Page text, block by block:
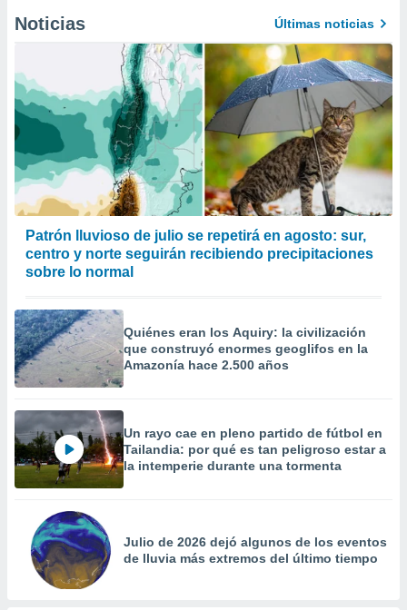
Noticias Últimas noticias
Patrón lluvioso de julio se repetirá en agosto: sur,
centro y norte seguirán recibiendo precipitaciones
sobre lo normal
Quiénes eran los Aquiry: la civilización
que construyó enormes geoglifos en la
Amazonía hace 2.500 años
Un rayo cae en pleno partido de fútbol en
Tailandia: por qué es tan peligroso estar a
la intemperie durante una tormenta
Julio de 2026 dejó algunos de los eventos
de lluvia más extremos del último tiempo